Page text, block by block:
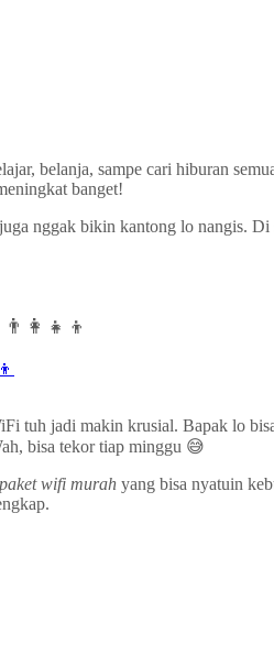
belanja, sampe cari hiburan
banget!
nggak bikin kantong lo nangis.
tuh jadi makin krusial. Bapak lo
bisa tekor tiap minggu 😅
paket wifi murah yang bisa nyatuin